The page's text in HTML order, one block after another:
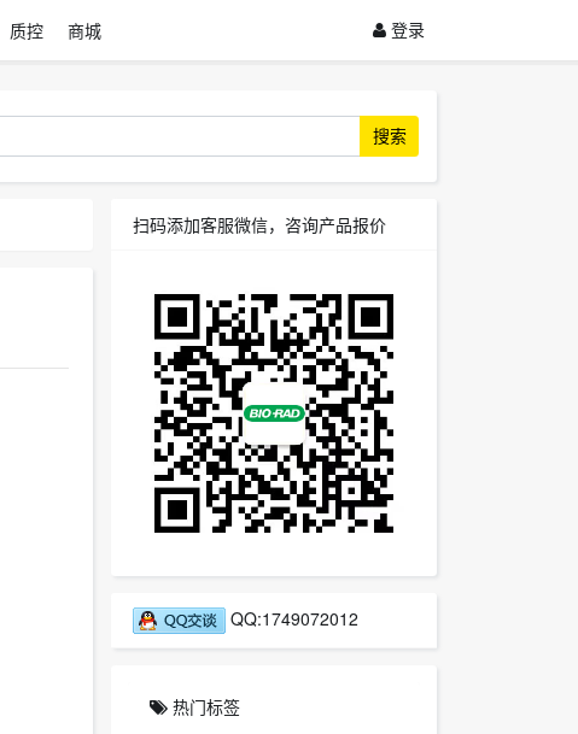
质控 商城 登录
搜索
扫码添加客服微信，咨询产品报价
QQ:1749072012
热门标签